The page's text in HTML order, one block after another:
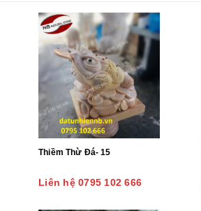
Thiềm Thừ Đá- 15
Liên hệ 0795 102 666